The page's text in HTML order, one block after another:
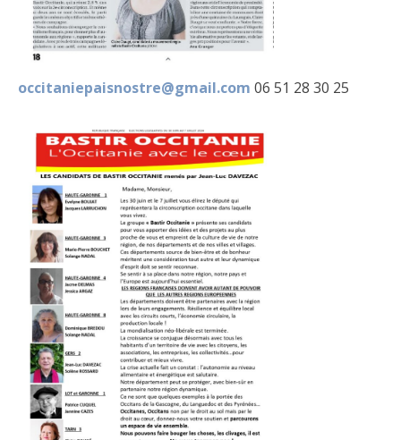
occitaniepaisnostre@gmail.com 06 51 28 30 25